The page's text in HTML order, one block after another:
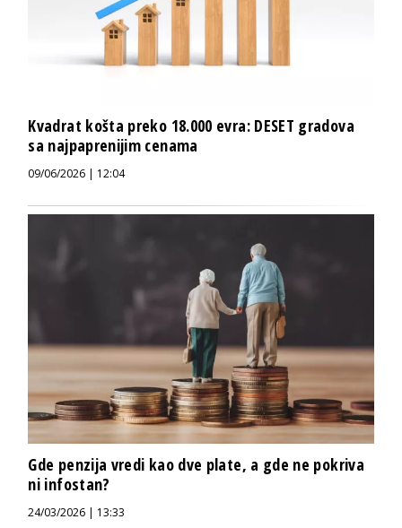
Kvadrat košta preko 18.000 evra: DESET gradova
sa najpaprenijim cenama
09/06/2026 | 12:04
Gde penzija vredi kao dve plate, a gde ne pokriva
ni infostan?
24/03/2026 | 13:33